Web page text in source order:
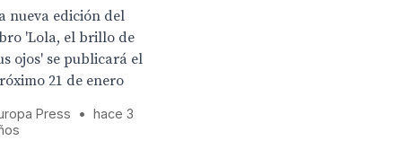
nueva edición del
'Lola, el brillo de
ojos' se publicará el
21 de enero
Press •
hace 3